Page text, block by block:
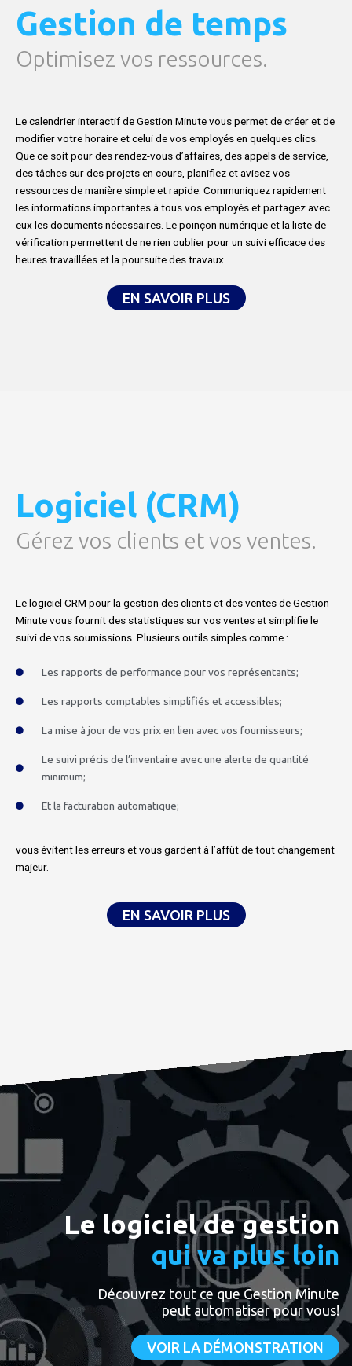
Gestion de temps
Optimisez vos ressources.
Le calendrier interactif de Gestion Minute vous permet de créer et de
modifier votre horaire et celui de vos employés en quelques clics.
Que ce soit pour des rendez-vous d’affaires, des appels de service,
des tâches sur des projets en cours, planifiez et avisez vos
ressources de manière simple et rapide. Communiquez rapidement
les informations importantes à tous vos employés et partagez avec
eux les documents nécessaires. Le poinçon numérique et la liste de
vérification permettent de ne rien oublier pour un suivi efficace des
heures travaillées et la poursuite des travaux.
EN SAVOIR PLUS
Logiciel (CRM)
Gérez vos clients et vos ventes.
Le logiciel CRM pour la gestion des clients et des ventes de Gestion
Minute vous fournit des statistiques sur vos ventes et simplifie le
suivi de vos soumissions. Plusieurs outils simples comme :
Les rapports de performance pour vos représentants;
Les rapports comptables simplifiés et accessibles;
La mise à jour de vos prix en lien avec vos fournisseurs;
Le suivi précis de l’inventaire avec une alerte de quantité
minimum;
Et la facturation automatique;
vous évitent les erreurs et vous gardent à l’affût de tout changement
majeur.
EN SAVOIR PLUS
Le logiciel de gestion
qui vaplus loin
Découvrez tout ce que Gestion Minute
peut automatiser pour vous!
VOIR LA DÉMONSTRATION